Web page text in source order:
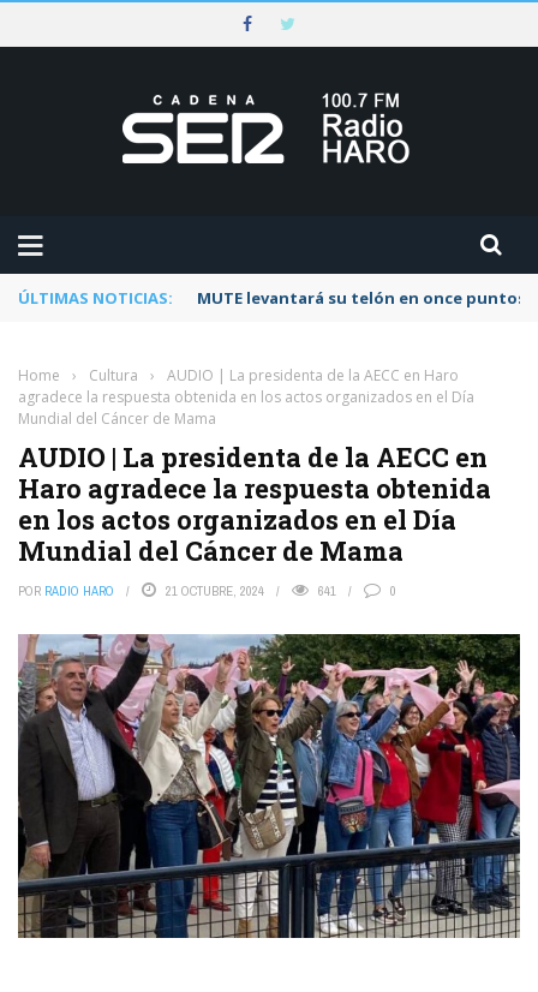
ÚLTIMAS NOTICIAS: MUTE levantará su telón en once puntos
Home › Cultura ›
AUDIO | La presidenta de la AECC en Haro
agradece la respuesta obtenida en los actos organizados en el Día
Mundial del Cáncer de Mama
AUDIO | La presidenta de la AECC en
Haro agradece la respuesta obtenida
en los actos organizados en el Día
Mundial del Cáncer de Mama
POR RADIO HARO 21 OCTUBRE, 2024 641 0